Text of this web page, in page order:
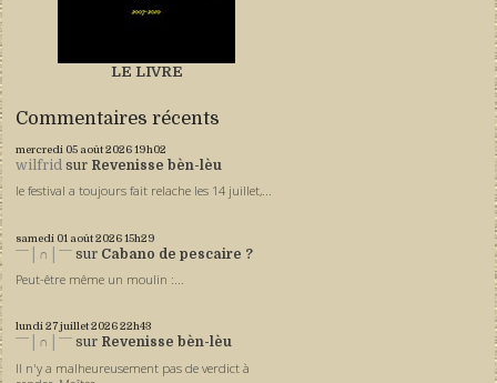
LE LIVRE
Commentaires récents
mercredi 05 août 202619h02
wilfrid sur Revenisse bèn-lèu
le festival a toujours fait relache les 14 juillet,...
samedi 01 août 202615h29
ˉˉˉ│∩│ˉˉˉ sur Cabano de pescaire ?
Peut-être même un moulin :...
lundi 27juillet 202622h43
ˉˉˉ│∩│ˉˉˉ sur Revenisse bèn-lèu
Il n'y a malheureusement pas de verdict à